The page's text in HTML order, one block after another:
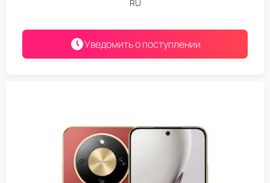
RU
Уведомить о поступлении